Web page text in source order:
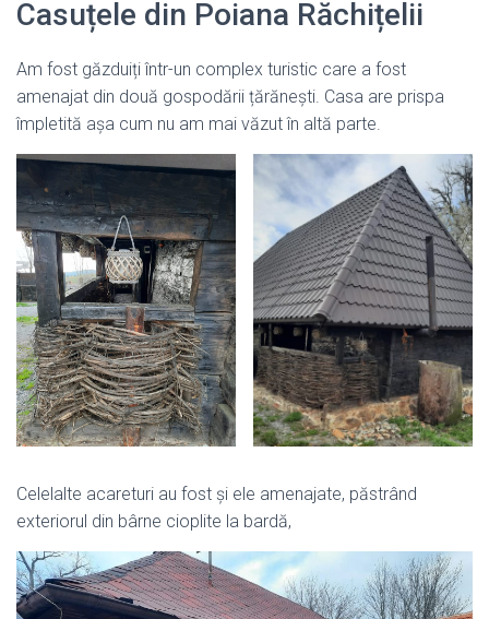
Casuțele din Poiana Răchițelii
Am fost găzduiți într-un complex turistic care a fost
amenajat din două gospodării țărănești. Casa are prispa
împletită așa cum nu am mai văzut în altă parte.
Celelalte acareturi au fost și ele amenajate, păstrând
exteriorul din bârne cioplite la bardă,